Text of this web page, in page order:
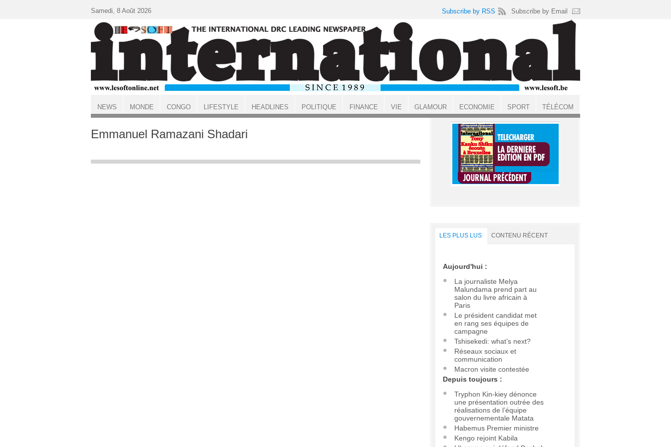
ACCUEIL
Emmanuel Ramazani Shadari
LES PLUS LUS CONTENU RÉCENT
Aujourd'hui :
La journaliste Melya
Malundama prend part au
salon du livre africain à
Paris
Le président candidat met
en rang ses équipes de
campagne
Tshisekedi: what’s next?
Réseaux sociaux et
communication
Macron visite contestée
Depuis toujours :
Tryphon Kin-kiey dénonce
une présentation outrée des
réalisations de l’équipe
gouvernementale Matata
Habemus Premier ministre
Kengo rejoint Kabila
Samedi, 8 Août 2026 Subscribe by RSS Subscribe by Email
NEWS MONDE CONGO LIFESTYLE HEADLINES POLITIQUE FINANCE VIE GLAMOUR ECONOMIE SPORT TÉLÉCOM